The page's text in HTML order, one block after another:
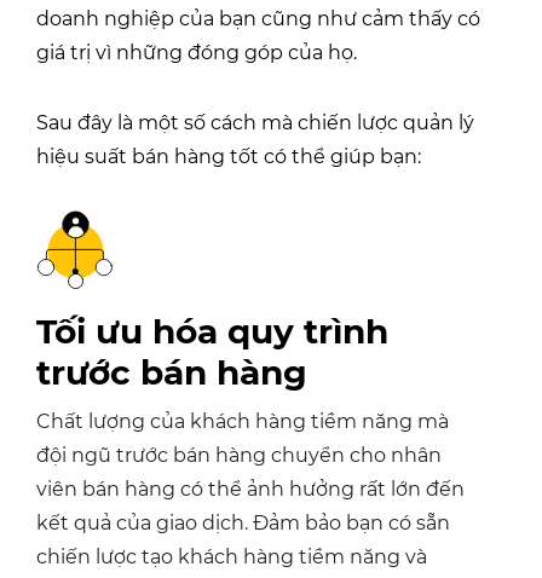
doanh nghiệp của bạn cũng như cảm thấy có
giá trị vì những đóng góp của họ.
Sau đây là một số cách mà chiến lược quản lý
hiệu suất bán hàng tốt có thể giúp bạn:
Tối ưu hóa quy trình
trước bán hàng
Chất lượng của khách hàng tiềm năng mà
đội ngũ trước bán hàng chuyển cho nhân
viên bán hàng có thể ảnh hưởng rất lớn đến
kết quả của giao dịch. Đảm bảo bạn có sẵn
chiến lược tạo khách hàng tiềm năng và